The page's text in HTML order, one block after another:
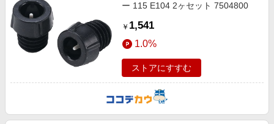
ー 115 E104 2ヶセット 7504800
￥ 1,541
1.0%
ストアにすすむ